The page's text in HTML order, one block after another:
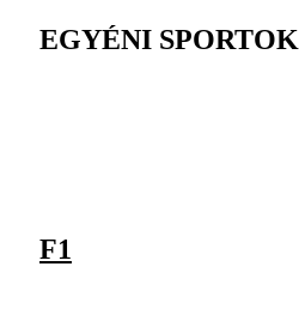
EGYÉNI SPORTOK
F1